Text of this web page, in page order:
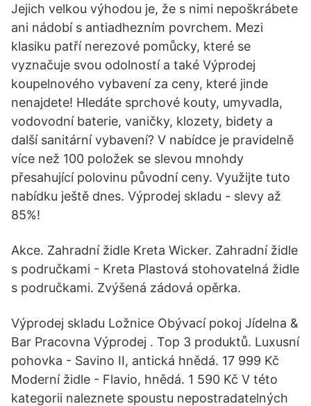
Jejich velkou výhodou je, že s nimi nepoškrábete
ani nádobí s antiadhezním povrchem. Mezi
klasiku patří nerezové pomůcky, které se
vyznačuje svou odolností a také Výprodej
koupelnového vybavení za ceny, které jinde
nenajdete! Hledáte sprchové kouty, umyvadla,
vodovodní baterie, vaničky, klozety, bidety a
další sanitární vybavení? V nabídce je pravidelně
více než 100 položek se slevou mnohdy
přesahující polovinu původní ceny. Využijte tuto
nabídku ještě dnes. Výprodej skladu - slevy až
85%!
Akce. Zahradní židle Kreta Wicker. Zahradní židle
s područkami - Kreta Plastová stohovatelná židle
s područkami. Zvýšená zádová opěrka.
Výprodej skladu Ložnice Obývací pokoj Jídelna &
Bar Pracovna Výprodej . Top 3 produktů. Luxusní
pohovka - Savino II, antická hnědá. 17 999 Kč
Moderní židle - Flavio, hnědá. 1 590 Kč V této
kategorii naleznete spoustu nepostradatelných